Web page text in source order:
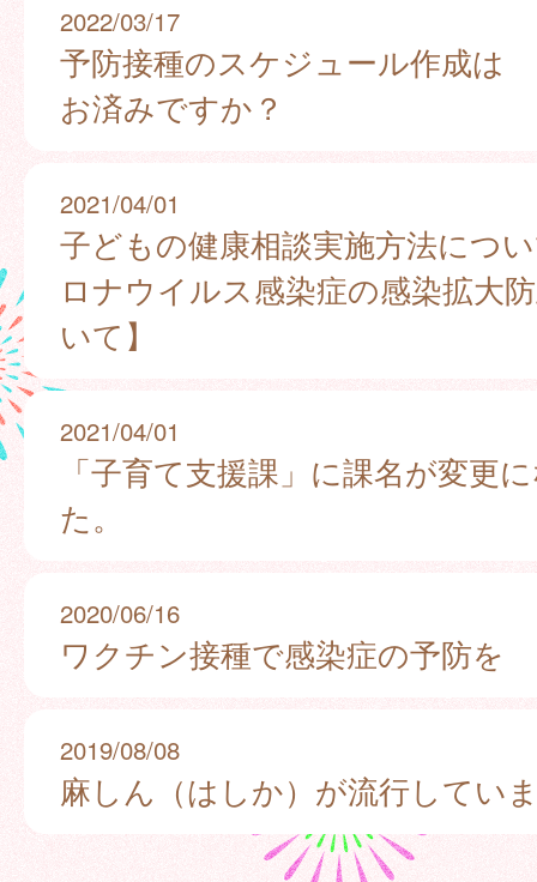
2022/03/17
予防接種のスケジュール作成は
お済みですか？
2021/04/01
子どもの健康相談実施方法につ
ロナウイルス感染症の感染拡大
いて】
2021/04/01
「子育て支援課」に課名が変更
た。
2020/06/16
ワクチン接種で感染症の予防を
2019/08/08
麻しん（はしか）が流行してい